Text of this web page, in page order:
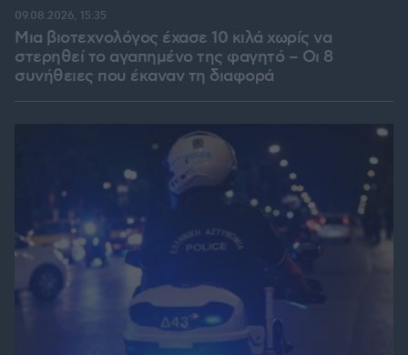
Μια βιοτεχνολόγος έχασε 10 κιλά χωρίς να
στερηθεί το αγαπημένο της φαγητό – Οι 8
συνήθειες που έκαναν τη διαφορά
09.08.2026, 15:35